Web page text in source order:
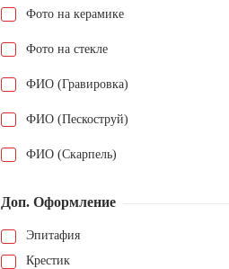
Фото на керамике
Фото на стекле
ФИО (Гравировка)
ФИО (Пескоструй)
ФИО (Скарпель)
Доп. Оформление
Эпитафия
Крестик